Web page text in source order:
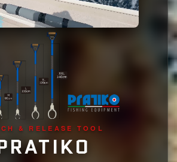
& RELEASE TOOL